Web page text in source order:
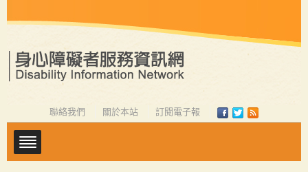
聯絡我們 關於本站 訂閱電子報